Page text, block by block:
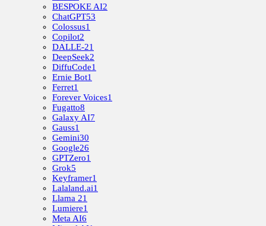
BESPOKE AI2
ChatGPT53
Colossus1
Copilot2
DALLE-21
DeepSeek2
DiffuCode1
Ernie Bot1
Ferret1
Forever Voices1
Fugatto8
Galaxy AI7
Gauss1
Gemini30
Google26
GPTZero1
Grok5
Keyframer1
Lalaland.ai1
Llama 21
Lumiere1
Meta AI6